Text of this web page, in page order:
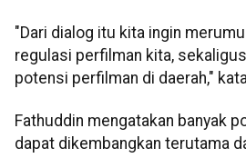
"Dari dialog itu kita ingin
regulasi perfilman kita,
potensi perfilman di daerah,"
Fathuddin mengatakan banyak
dapat dikembangkan terutama